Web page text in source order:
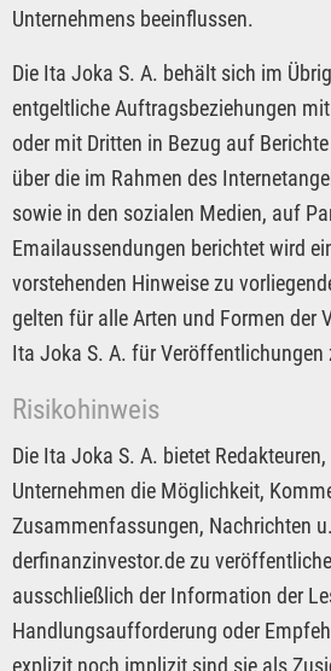
Unternehmens beeinflussen.
Die Ita Joka S. A. behält sich im
entgeltliche Auftragsbeziehungen
oder mit Dritten in Bezug auf
über die im Rahmen des
sowie in den sozialen Medien, auf
Emailaussendungen berichtet wird
vorstehenden Hinweise zu
gelten für alle Arten und Formen der
Ita Joka S. A. für Veröffentlichungen
Risikohinweis
Die Ita Joka S. A. bietet
Unternehmen die Möglichkeit,
Zusammenfassungen, Nachrichten
derfinanzinvestor.de zu
ausschließlich der Information der
Handlungsaufforderung oder
explizit noch implizit sind sie als